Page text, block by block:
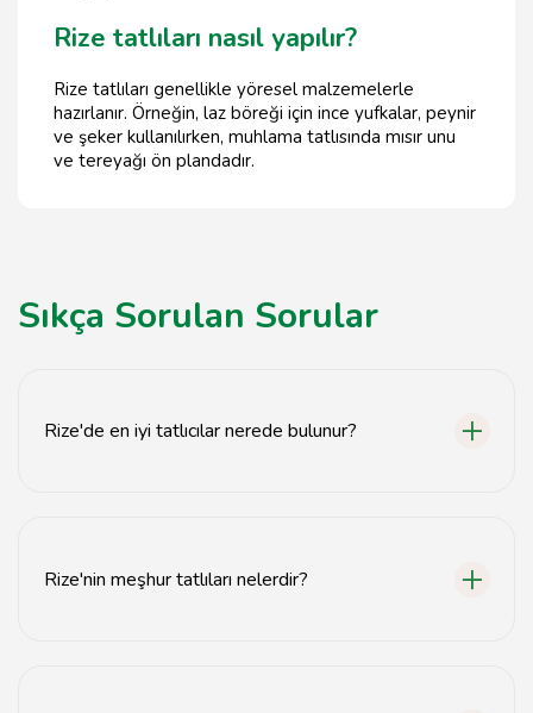
Rize tatlıları nasıl yapılır?
Rize tatlıları genellikle yöresel malzemelerle
hazırlanır. Örneğin, laz böreği için ince yufkalar, peynir
ve şeker kullanılırken, muhlama tatlısında mısır unu
ve tereyağı ön plandadır.
Sıkça Sorulan Sorular
Rize'de en iyi tatlıcılar nerede bulunur?
Rize'nin meşhur tatlıları nelerdir?